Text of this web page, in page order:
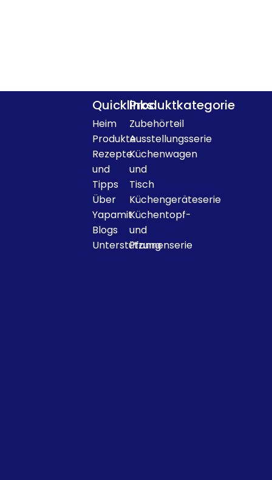
Quicklinks
Heim
Produkte
Rezepte
und
Tipps
Über
Yapamit
Blogs
Unterstützung
Produktkategorie
Zubehörteil
Ausstellungsserie
Küchenwagen
und
Tisch
Küchengeräteserie
Küchentopf-
und
Pfannenserie